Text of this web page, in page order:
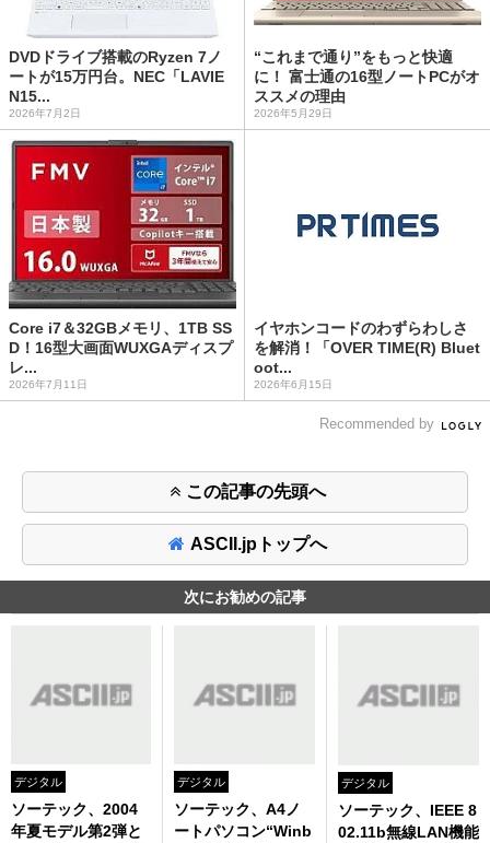
DVDドライブ搭載のRyzen 7ノ
ートが15万円台。NEC「LAVIE
N15...
2026年7月2日
“これまで通り”をもっと快適
に！ 富士通の16型ノートPCがオ
ススメの理由
2026年5月29日
Core i7＆32GBメモリ、1TB SS
D！16型大画面WUXGAディスプ
レ...
2026年7月11日
イヤホンコードのわずらわしさ
を解消！「OVER TIME(R) Bluet
oot...
2026年6月15日
Recommended by
この記事の先頭へ
ASCII.jpトップへ
次にお勧めの記事
デジタル
ソーテック、2004
年夏モデル第2弾と
デジタル
ソーテック、A4ノ
ートパソコン“Winb
デジタル
ソーテック、IEEE 8
02.11b無線LAN機能